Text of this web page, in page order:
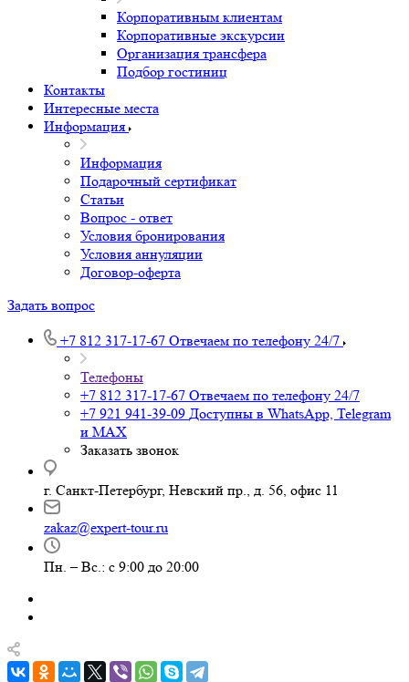
Корпоративным клиентам
Корпоративные экскурсии
Организация трансфера
Подбор гостиниц
Контакты
Интересные места
Информация
Информация
Подарочный сертификат
Статьи
Вопрос - ответ
Условия бронирования
Условия аннуляции
Договор-оферта
Задать вопрос
+7 812 317-17-67 Отвечаем по телефону 24/7
Телефоны
+7 812 317-17-67 Отвечаем по телефону 24/7
+7 921 941-39-09 Доступны в WhatsApp, Telegram
и MAX
Заказать звонок
г. Санкт-Петербург, Невский пр., д. 56, офис 11
zakaz@expert-tour.ru
Пн. – Вс.: с 9:00 до 20:00